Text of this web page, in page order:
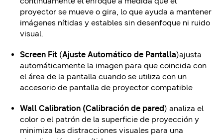
proyector se mueve o gira, lo que ayuda a mantener
imágenes nítidas y estables sin desenfoque ni ruido
visual.
Screen Fit (Ajuste Automático de Pantalla)ajusta
automáticamente la imagen para que coincida con
el área de la pantalla cuando se utiliza con un
accesorio de pantalla de proyector compatible
Wall Calibration (Calibración de pared) analiza el
color o el patrón de la superficie de proyección y
minimiza las distracciones visuales para una